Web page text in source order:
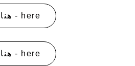
here - هنا
here - هنا